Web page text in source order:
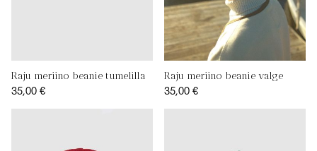
Raju meriino beanie tumelilla
35,00 €
Raju meriino beanie valge
35,00 €